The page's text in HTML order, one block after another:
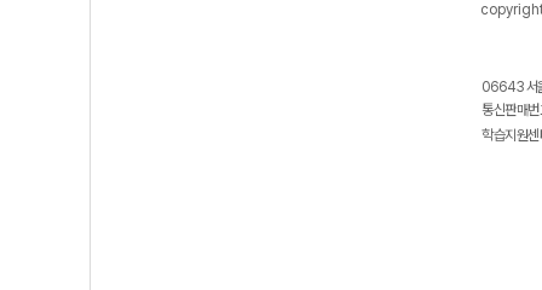
06643 서
통신판매
학습지원